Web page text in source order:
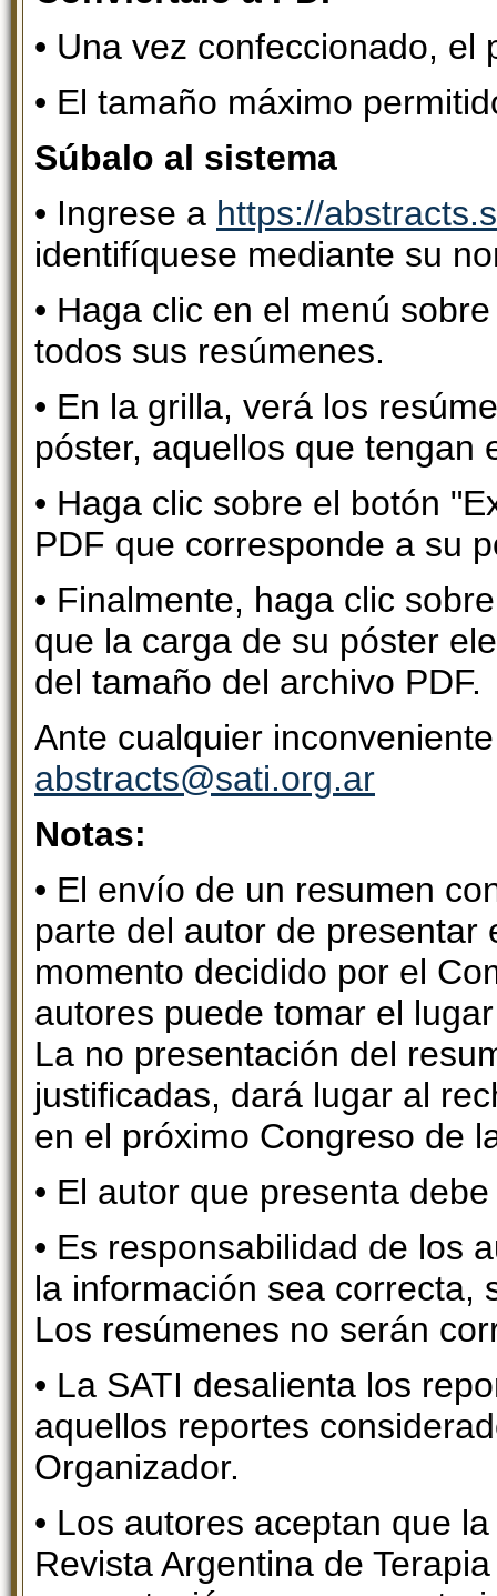
• Una vez confeccionado,
• El tamaño máximo
Súbalo al sistema
• Ingrese a https://
identifíquese mediante su
• Haga clic en el menú
todos sus resúmenes.
• En la grilla, verá los
póster, aquellos que tengan
• Haga clic sobre el botón
PDF que corresponde a su
• Finalmente, haga clic
que la carga de su póster
del tamaño del archivo PDF.
Ante cualquier
abstracts@sati.org.ar
Notas:
• El envío de un resumen
parte del autor de presentar
momento decidido por el
autores puede tomar el
La no presentación del
justificadas, dará lugar al
en el próximo Congreso de
• El autor que presenta
• Es responsabilidad de los
la información sea correcta,
Los resúmenes no serán
• La SATI desalienta los
aquellos reportes
Organizador.
• Los autores aceptan que
Revista Argentina de